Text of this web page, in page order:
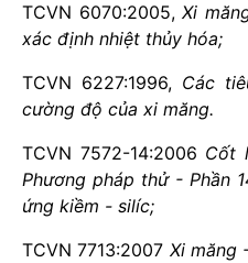
TCVN 6070:2005,Xi
xác định nhiệt thủy hóa;
TCVN 6227:1996, Các
cường độ của xi măng.
TCVN 7572-14:2006 Cốt
Phương pháp thử - Phần
ứng kiềm - silíc;
TCVN 7713:2007 Xi măng